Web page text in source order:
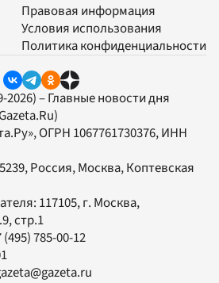
Правовая информация
Условия использования
Политика конфиденциальности
2026) – Главные новости дня
, ОГРН 1067761730376, ИНН
Россия, Москва, Коптевская
117105, г. Москва,
стр.1
(495) 785-00-12